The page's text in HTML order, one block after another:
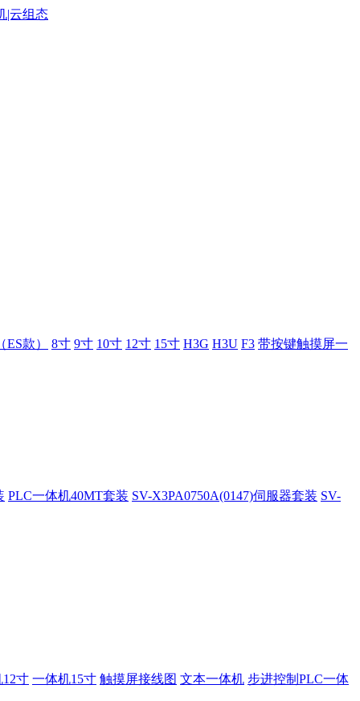
ES款） 8寸 9寸 10寸 12寸 15寸 H3G H3U F3 带按键触摸屏一
PLC一体机40MT套装 SV-X3PA0750A(0147)伺服器套装 SV-
寸 一体机15寸 触摸屏接线图 文本一体机 步进控制PLC一体